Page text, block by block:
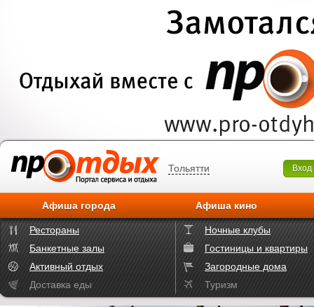
Тольятти Вход
Афиша города Афиша кино
Рестораны
Ночные клубы
Банкетные залы
Гостиницы и квартиры
Активный отдых
Загородные дома
Доставка еды
Туризм